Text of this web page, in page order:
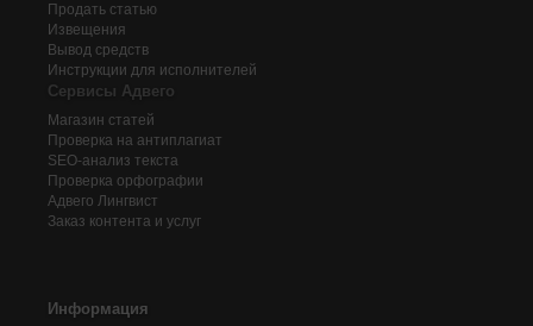
Продать статью
Извещения
Вывод средств
Инструкции для исполнителей
Сервисы Адвего
Магазин статей
Проверка на антиплагиат
SEO-анализ текста
Проверка орфографии
Адвего Лингвист
Заказ контента и услуг
Информация